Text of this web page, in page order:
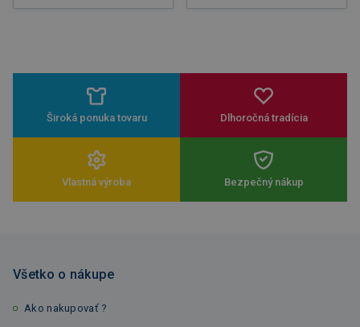
Široká ponuka tovaru Dlhoročná tradícia
Vlastná výroba Bezpečný nákup
Všetko o nákupe
Ako nakupovať ?